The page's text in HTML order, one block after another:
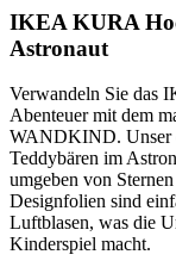
IKEA KURA
Astronaut
Verwandeln Sie das
Abenteuer mit dem
WANDKIND. Unser
Teddybären im
umgeben von
Designfolien sind
Luftblasen, was die
Kinderspiel macht.